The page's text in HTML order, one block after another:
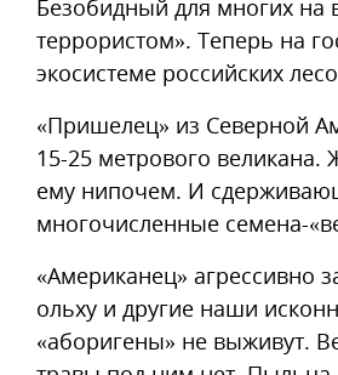
Безобидный для многих на
террористом». Теперь на
экосистеме российских
«Пришелец» из Северной
15-25 метрового великана.
ему нипочем. И
многочисленные семена-
«Американец» агрессивно
ольху и другие наши
«аборигены» не выживут.